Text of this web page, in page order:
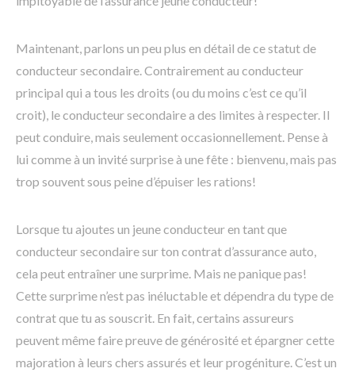
Maintenant, parlons un peu plus en détail de ce statut de
conducteur secondaire. Contrairement au conducteur
principal qui a tous les droits (ou du moins c’est ce qu’il
croit), le conducteur secondaire a des limites à respecter. Il
peut conduire, mais seulement occasionnellement. Pense à
lui comme à un invité surprise à une fête : bienvenu, mais pas
trop souvent sous peine d’épuiser les rations!
Lorsque tu ajoutes un jeune conducteur en tant que
conducteur secondaire sur ton contrat d’assurance auto,
cela peut entraîner une surprime. Mais ne panique pas!
Cette surprime n’est pas inéluctable et dépendra du type de
contrat que tu as souscrit. En fait, certains assureurs
peuvent même faire preuve de générosité et épargner cette
majoration à leurs chers assurés et leur progéniture. C’est un